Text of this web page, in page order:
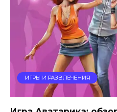
ИГРЫ И РАЗВЛЕЧЕНИЯ